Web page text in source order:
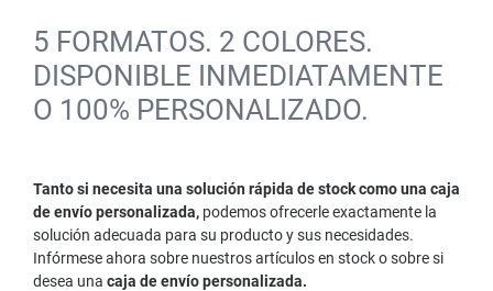
5 FORMATOS. 2 COLORES.
DISPONIBLE INMEDIATAMENTE
O 100% PERSONALIZADO.
Tanto si necesita una solución rápida de stock como una caja
de envío personalizada, podemos ofrecerle exactamente la
solución adecuada para su producto y sus necesidades.
Infórmese ahora sobre nuestros artículos en stock o sobre si
desea una caja de envío personalizada.